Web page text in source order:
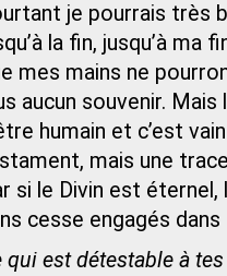
je pourrais très
la fin, jusqu’à ma
mes mains ne
aucun souvenir.
humain et c’est
mais une
si le Divin est
cesse engagés
qui est détestable à